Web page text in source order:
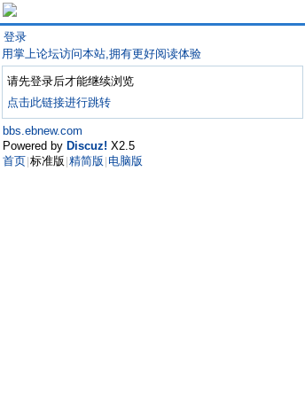
登录
用掌上论坛访问本站,拥有更好阅读体验
请先登录后才能继续浏览
点击此链接进行跳转
bbs.ebnew.com
Powered by Discuz! X2.5
首页 标准版 精简版 电脑版